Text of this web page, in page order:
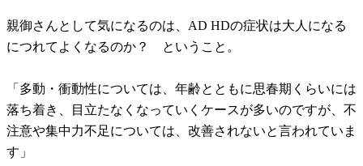
親御さんとして気になるのは、AD HDの症状は大人になる
につれてよくなるのか？ ということ。
「多動・衝動性については、年齢とともに思春期くらいには
落ち着き、目立たなくなっていくケースが多いのですが、不
注意や集中力不足については、改善されないと言われていま
す」